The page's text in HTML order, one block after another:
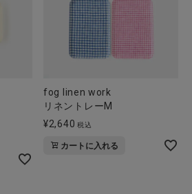
fog linen work
リネントレーM
¥2,640 税込
カートに入れる